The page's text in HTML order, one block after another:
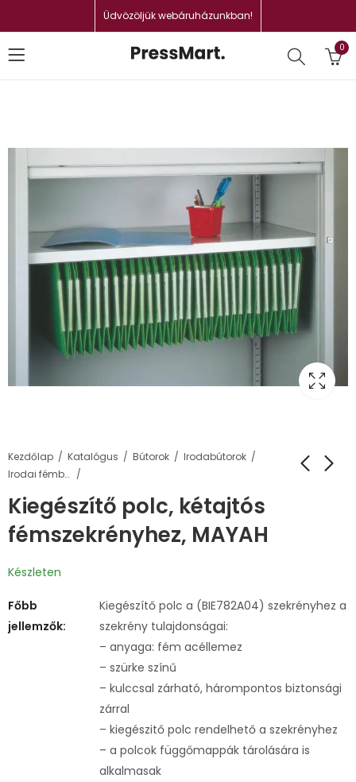
Üdvözöljük webáruházunkban!
0
Kezdőlap Katalógus Bútorok
Irodabútorok
Irodai fémbútorok, öltözőszekrények
Kiegészítő polc, kétajtós
fémszekrényhez, MAYAH
Készleten
Főbb
jellemzők:
Kiegészítő polc a (BIE782A04) szekrényhez a
szekrény tulajdonságai:
– anyaga: fém acéllemez
– szürke színű
– kulccsal zárható, hárompontos biztonsági
zárral
– kiegészitő polc rendelhető a szekrényhez
– a polcok függőmappák tárolására is
alkalmasak